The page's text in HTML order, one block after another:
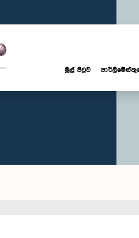
මුල් පිටුව